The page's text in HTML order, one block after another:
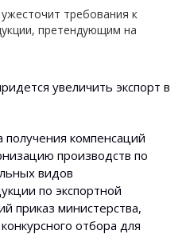
требования к
претендующим на
увеличить экспорт в
компенсаций
производств по
видов
по экспортной
приказ министерства,
отбора для